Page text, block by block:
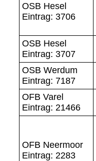
OSB Hesel
Eintrag: 3706
OSB Hesel
Eintrag: 3707
OSB Werdum
Eintrag: 7187
OFB Varel
Eintrag: 21466
OFB Neermoor
Eintrag: 2283